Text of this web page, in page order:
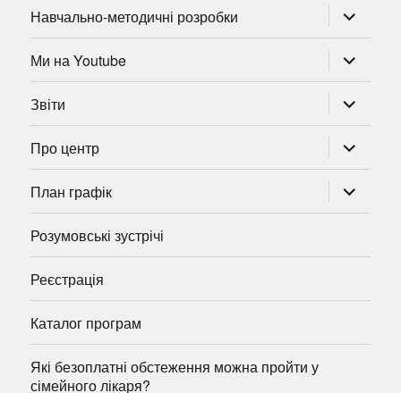
Навчально-методичні розробки
підменю
Ми на Youtube
підменю
Звіти
підменю
Про центр
підменю
План графік
підменю
Розумовські зустрічі
Реєстрація
Каталог програм
Які безоплатні обстеження можна пройти у
сімейного лікаря?